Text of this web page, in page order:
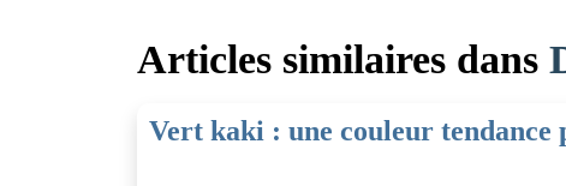
Articles similaires dans
Vert kaki : une couleur tendance